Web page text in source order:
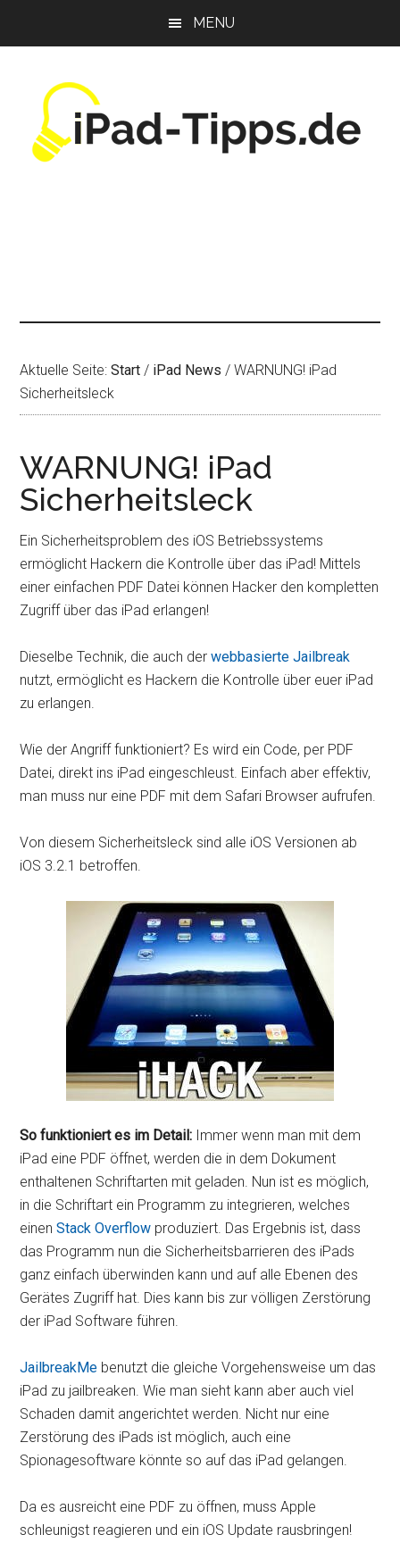
MENU
Aktuelle Seite:Start / iPad News / WARNUNG! iPad
Sicherheitsleck
WARNUNG! iPad
Sicherheitsleck
Ein Sicherheitsproblem des iOS Betriebssystems
ermöglicht Hackern die Kontrolle über das iPad! Mittels
einer einfachen PDF Datei können Hacker den kompletten
Zugriff über das iPad erlangen!
Dieselbe Technik, die auch derwebbasierte Jailbreak
nutzt, ermöglicht es Hackern die Kontrolle über euer iPad
zu erlangen.
Wie der Angriff funktioniert? Es wird ein Code, per PDF
Datei, direkt ins iPad eingeschleust. Einfach aber effektiv,
man muss nur eine PDF mit dem Safari Browser aufrufen.
Von diesem Sicherheitsleck sind alle iOS Versionen ab
iOS 3.2.1 betroffen.
So funktioniert es im Detail: Immer wenn man mit dem
iPad eine PDF öffnet, werden die in dem Dokument
enthaltenen Schriftarten mit geladen. Nun ist es möglich,
in die Schriftart ein Programm zu integrieren, welches
einenStack Overflow produziert. Das Ergebnis ist, dass
das Programm nun die Sicherheitsbarrieren des iPads
ganz einfach überwinden kann und auf alle Ebenen des
Gerätes Zugriff hat. Dies kann bis zur völligen Zerstörung
der iPad Software führen.
JailbreakMe benutzt die gleiche Vorgehensweise um das
iPad zu jailbreaken. Wie man sieht kann aber auch viel
Schaden damit angerichtet werden. Nicht nur eine
Zerstörung des iPads ist möglich, auch eine
Spionagesoftware könnte so auf das iPad gelangen.
Da es ausreicht eine PDF zu öffnen, muss Apple
schleunigst reagieren und ein iOS Update rausbringen!